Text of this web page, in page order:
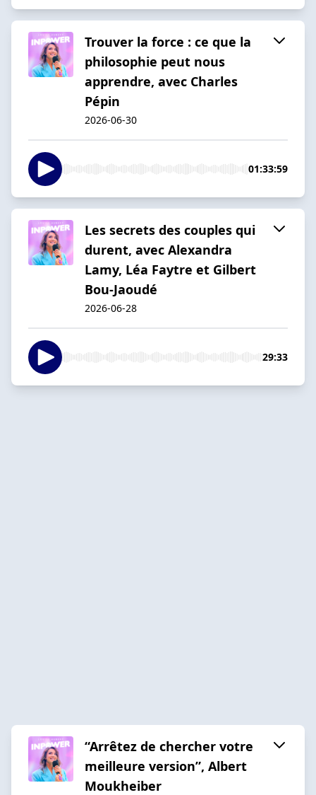
Trouver la force : ce que la
philosophie peut nous
apprendre, avec Charles
Pépin
2026-06-30
01:33:59
Les secrets des couples qui
durent, avec Alexandra
Lamy, Léa Faytre et Gilbert
Bou-Jaoudé
2026-06-28
29:33
“Arrêtez de chercher votre
meilleure version”, Albert
Moukheiber